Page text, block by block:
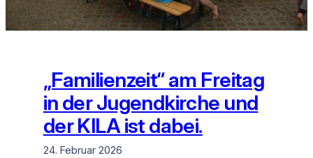
„Familienzeit“ am Freitag
in der Jugendkirche und
der KILA ist dabei.
24. Februar 2026